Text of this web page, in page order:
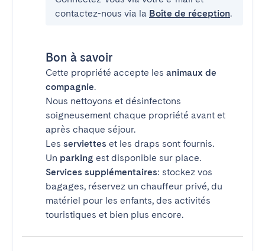
contactez-nous via la Boîte de réception.
Bon à savoir
Cette propriété accepte les animaux de
compagnie.
Nous nettoyons et désinfectons
soigneusement chaque propriété avant et
après chaque séjour.
Les serviettes et les draps sont fournis.
Un parking est disponible sur place.
Services supplémentaires: stockez vos
bagages, réservez un chauffeur privé, du
matériel pour les enfants, des activités
touristiques et bien plus encore.